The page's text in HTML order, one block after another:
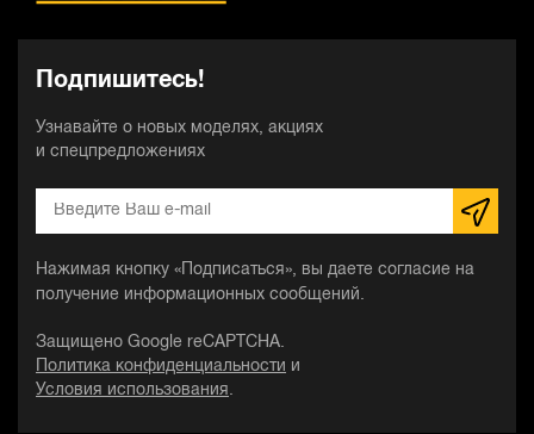
Подпишитесь!
Узнавайте о новых моделях, акциях
и спецпредложениях
Нажимая кнопку «Подписаться», вы даете согласие на
получение информационных сообщений.
Защищено Google reCAPTCHA.
Политика конфиденциальности
и
Условия использования .